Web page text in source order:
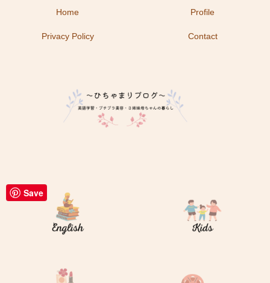
Home Profile
Privacy Policy Contact
Save